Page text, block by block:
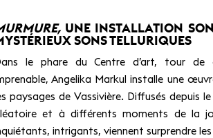
UNE INSTALLATION
SONS TELLURIQUES
le phare du Centre d’art, tour
Angelika Markul installe une
paysages de Vassivière. Diffusés depuis
et à différents moments de la
intrigants, viennent surprendre les